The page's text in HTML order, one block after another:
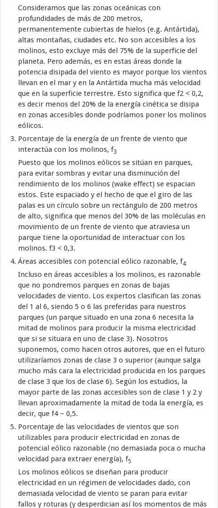
Consideramos que las zonas oceánicas con
profundidades de más de 200 metros,
permanentemente cubiertas de hielos (e.g. Antártida),
altas montañas, ciudades etc. No son accesibles a los
molinos, esto excluye más del 75% de la superficie del
planeta. Pero además, es en estas áreas donde la
potencia disipada del viento es mayor porque los vientos
llevan en el mar y en la Antártida mucha más velocidad
que en la superficie terrestre. Esto significa que f2 < 0,2,
es decir menos del 20% de la energía cinética se disipa
en zonas accesibles donde podríamos poner los molinos
eólicos.
Porcentaje de la energía de un frente de viento que
interactúa con los molinos, f3
Puesto que los molinos eólicos se sitúan en parques,
para evitar sombras y evitar una disminución del
rendimiento de los molinos (wake effect) se espacian
estos. Este espaciado y el hecho de que el giro de las
palas es un círculo sobre un rectángulo de 200 metros
de alto, significa que menos del 30% de las moléculas en
movimiento de un frente de viento que atraviesa un
parque tiene la oportunidad de interactuar con los
molinos. f3 < 0,3.
Áreas accesibles con potencial eólico razonable, f4
Incluso en áreas accesibles a los molinos, es razonable
que no pondremos parques en zonas de bajas
velocidades de viento. Los expertos clasifican las zonas
del 1 al 6, siendo 5 o 6 las preferidas para nuestros
parques (un parque situado en una zona 6 necesita la
mitad de molinos para producir la misma electricidad
que si se situara en uno de clase 3). Nosotros
suponemos, como hacen otros autores, que en el futuro
utilizaríamos zonas de clase 3 o superior (aunque salga
mucho más cara la electricidad producida en los parques
de clase 3 que los de clase 6). Según los estudios, la
mayor parte de las zonas accesibles son de clase 1 y 2 y
llevan aproximadamente la mitad de toda la energía, es
decir, que f4 ~ 0,5.
Porcentaje de las velocidades de vientos que son
utilizables para producir electricidad en zonas de
potencial eólico razonable (no demasiada poca o mucha
velocidad para extraer energía), f5
Los molinos eólicos se diseñan para producir
electricidad en un régimen de velocidades dado, con
demasiada velocidad de viento se paran para evitar
fallos y roturas (y desperdician así los momentos de más